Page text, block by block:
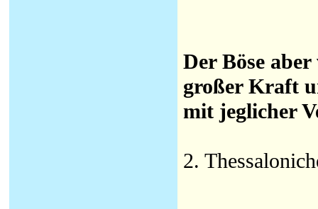
Der Böse
großer Kraft
mit jeglicher
2.